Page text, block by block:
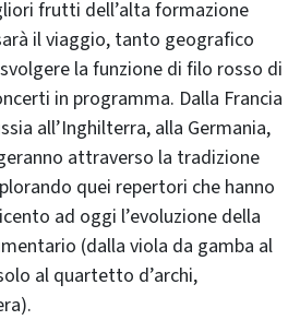
frutti dell’alta formazione
il viaggio, tanto geograﬁco
la funzione di filo rosso di
in programma. Dalla Francia
all’Inghilterra, alla Germania,
attraverso la tradizione
quei repertori che hanno
ad oggi l’evoluzione della
(dalla viola da gamba al
al quartetto d’archi,